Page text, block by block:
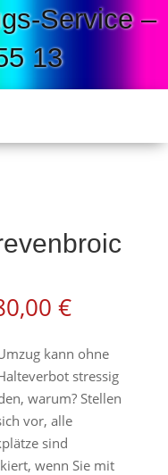
Service –
13
€
kann ohne
stressig
warum? Stellen
vor, alle
sind
wenn Sie mit